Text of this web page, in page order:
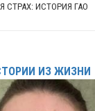
СТРАХ: ИСТОРИЯ ГАО
ИЗ ЖИЗНИ